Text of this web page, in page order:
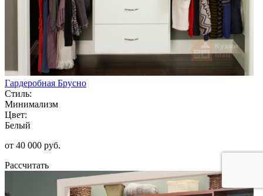
Гардеробная Брусно
Стиль:
Минимализм
Цвет:
Белый
от 40 000 руб.
Рассчитать